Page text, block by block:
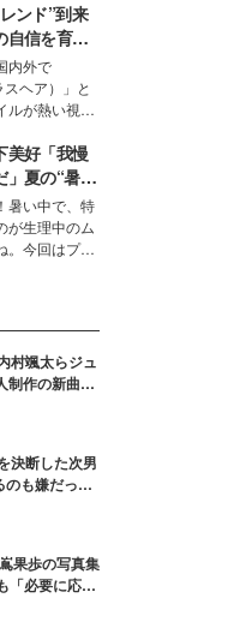
通点を持つモ
大の特別対
の視点か
魅力や予想外
深いストーリ
合ってもらっ
ンド”到来
自信を育む
て？
内外で
スヘア）」と
ルが熱い視線
るベースと
美しさ”に改
ている様
憧れの艶やか
、美容好きの
事情を紹介し
美好「我慢
」夏の“暑さ
肢とは？
暑い中で、特
が生理中のム
。今回はプラ
女子会トー
を快適に過ご
動した夏の
りました。
村颯太らジュ
制作の新曲＆
プロレポ】
決断した次男
のも嫌だっ
果歩の写真集
「必要に応じ